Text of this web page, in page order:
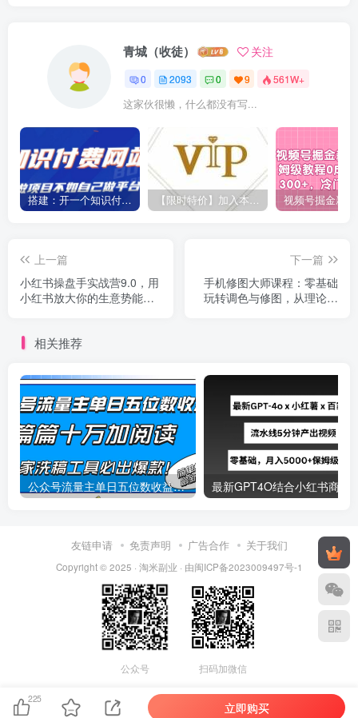
青城（收徒） 关注
0 2093 0 9 561W+
这家伙很懒，什么都没有写...
搭建：开一个知识付费资源网站，24小时全自动赚钱！ 【限时特价】加入本站VIP会员，海量最新各大团队网赚内部教程全免费，每天持续更新！
上一篇
小红书操盘手实战营9.0，用
小红书放大你的生意势能，
下一篇
手机修图大师课程：零基础
玩转调色与修图，从理论到
相关推荐
公众号流量主单日五位数收益，篇篇十万加阅读独家洗稿工具必出爆款！
友链申请 免责声明 广告合作 关于我们
Copyright © 2025 · 淘米副业 · 由闽ICP备2023009497号-1
公众号 扫码加微信
225
立即购买